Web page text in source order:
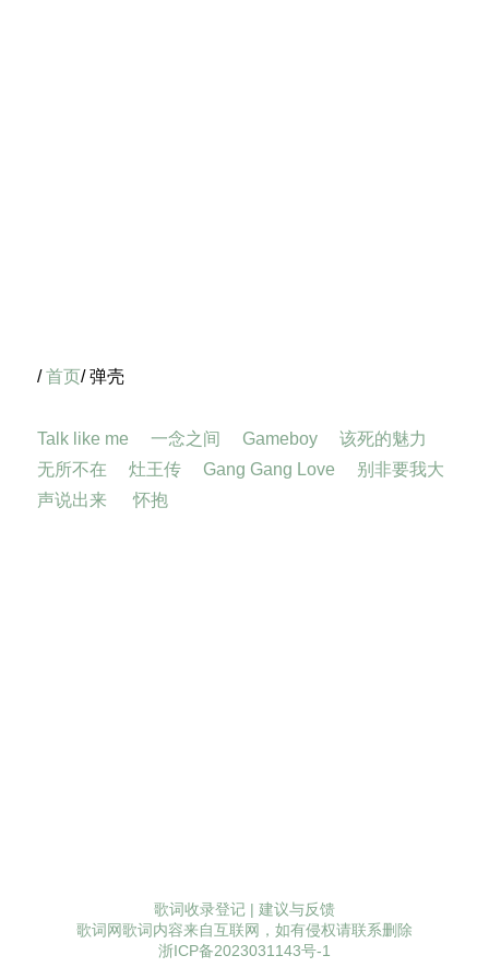
/首页/ 弹壳
Talk like me 一念之间 Gameboy
该死的魅力
无所不在
灶王传 Gang Gang Love
别非要我大
声说出来
怀抱
歌词收录登记 | 建议与反馈
歌词网歌词内容来自互联网，如有侵权请联系删除
浙ICP备2023031143号-1